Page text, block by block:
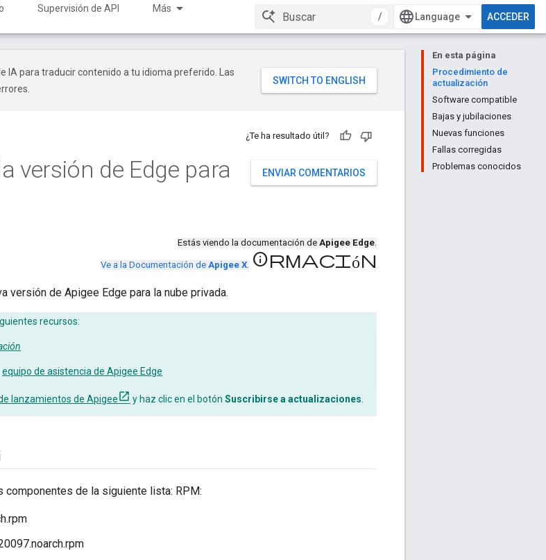
Supervisión de API Más
/ ACCEDER
En esta página
Procedimiento de
actualización
Software compatible
Bajas y jubilaciones
Nuevas funciones
Fallas corregidas
Problemas conocidos
IA para traducir contenido a tu idioma preferido. Las
¿Te ha resultado útil?
ENVIAR COMENTARIOS
versión de Edge para
Estás viendo la documentación de Apigee Edge.
Ve a la Documentación de Apigee X. información
versión de Apigee Edge para la nube privada.
recursos:
equipo de asistencia de Apigee Edge
lanzamientos de Apigee y haz clic en el botón Suscribirse a actualizaciones
de la siguiente lista: RPM: